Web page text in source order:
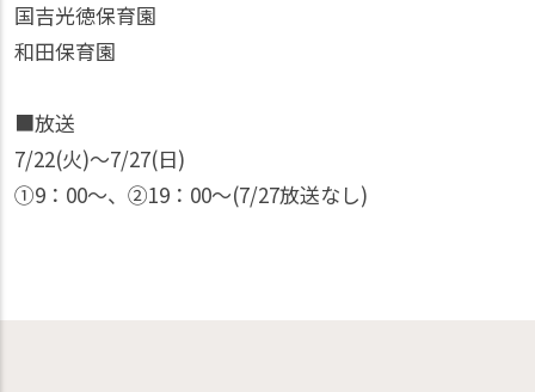
国吉光徳保育園
和田保育園
■放送
7/22(火)〜7/27(日)
①9：00〜、②19：00〜(7/27放送なし)